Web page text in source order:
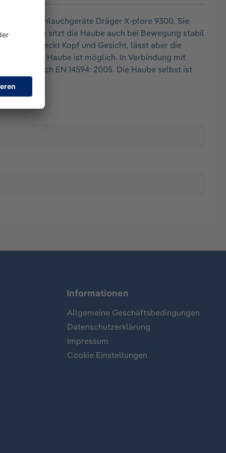
Schlauchgeräte Dräger X-plore 9300. Sie
Passform sitzt die Haube auch bei Bewegung stabil
bedeckt Kopf und Gesicht, lässt aber die
der Haube ist möglich. In Verbindung mit
nach EN 14594: 2005. Die Haube selbst ist
Informationen
Allgemeine Geschäftsbedingungen
Datenschutzerklärung
Impressum
Cookie Einstellungen